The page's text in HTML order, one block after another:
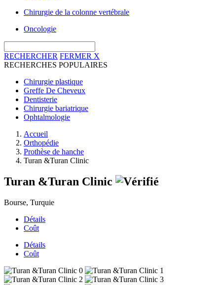
Chirurgie de la colonne vertébrale
Oncologie
RECHERCHER FERMER X
RECHERCHES POPULAIRES
Chirurgie plastique
Greffe De Cheveux
Dentisterie
Chirurgie bariatrique
Ophtalmologie
Accueil
Orthopédie
Prothèse de hanche
Turan &Turan Clinic
Turan &Turan Clinic
Bourse, Turquie
Détails
Coût
Détails
Coût